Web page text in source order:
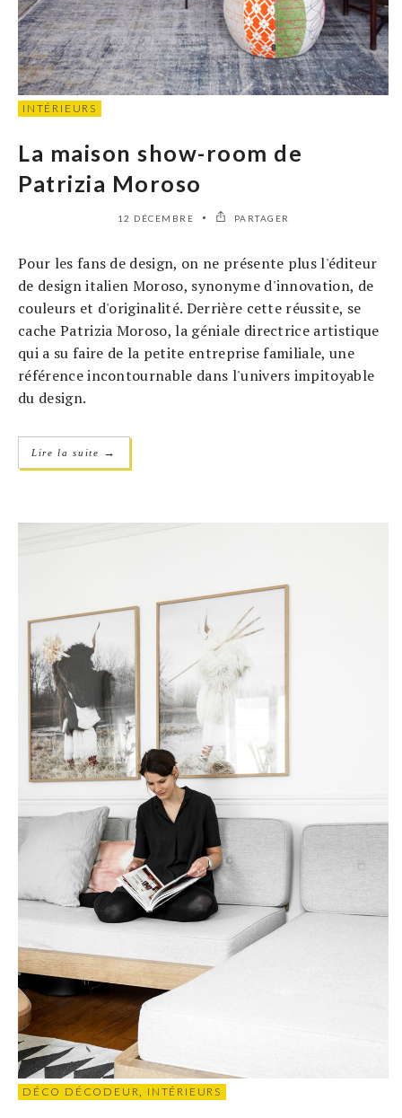
INTÉRIEURS
La maison show-room de
Patrizia Moroso
12 DÉCEMBRE PARTAGER
Pour les fans de design, on ne présente plus l'éditeur
de design italien Moroso, synonyme d'innovation, de
couleurs et d'originalité. Derrière cette réussite, se
cache Patrizia Moroso, la géniale directrice artistique
qui a su faire de la petite entreprise familiale, une
référence incontournable dans l'univers impitoyable
du design.
Lire la suite →
DÉCO DÉCODEUR, INTÉRIEURS